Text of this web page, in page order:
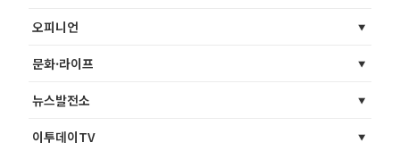
오피니언
문화·라이프
뉴스발전소
이투데이TV